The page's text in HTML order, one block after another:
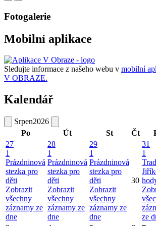
Fotogalerie
Mobilní aplikace
Sledujte informace z našeho webu v mobilní
V OBRAZE.
Kalendář
Srpen2026
Po
Út St Čt
27
1
Prázdninová
stezka pro
děti
Zobrazit
všechny
záznamy ze
dne
28
1
Prázdninová
stezka pro
děti
Zobrazit
všechny
záznamy ze
dne
29
1
Prázdninová
stezka pro
děti
Zobrazit
všechny
záznamy ze
dne
30
31
1
ze